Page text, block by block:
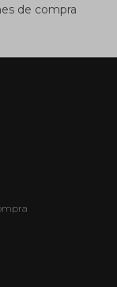
de compra